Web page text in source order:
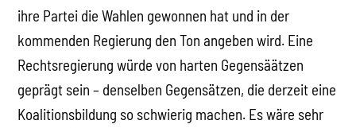
ihre Partei die Wahlen gewonnen hat und in der
kommenden Regierung den Ton angeben wird. Eine
Rechtsregierung würde von harten Gegensäätzen
geprägt sein – denselben Gegensätzen, die derzeit eine
Koalitionsbildung so schwierig machen. Es wäre sehr